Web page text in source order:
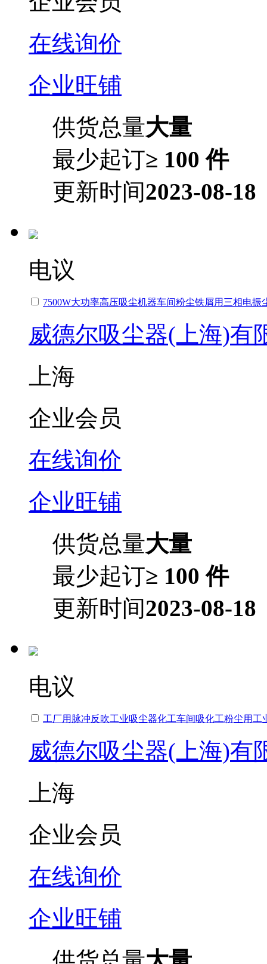
在线询价
企业旺铺
供货总量大量
最少起订≥ 100 件
更新时间2023-08-18
电议
7500W大功率高压吸尘机器车间粉尘铁屑用三相电振
威德尔吸尘器(上海)有
上海
企业会员
在线询价
企业旺铺
供货总量大量
最少起订≥ 100 件
更新时间2023-08-18
电议
工厂用脉冲反吹工业吸尘器化工车间吸化工粉尘用工
威德尔吸尘器(上海)有
上海
企业会员
在线询价
企业旺铺